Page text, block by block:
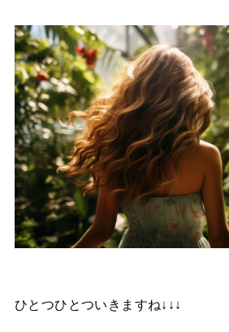
ひとつひとついきますね↓↓↓